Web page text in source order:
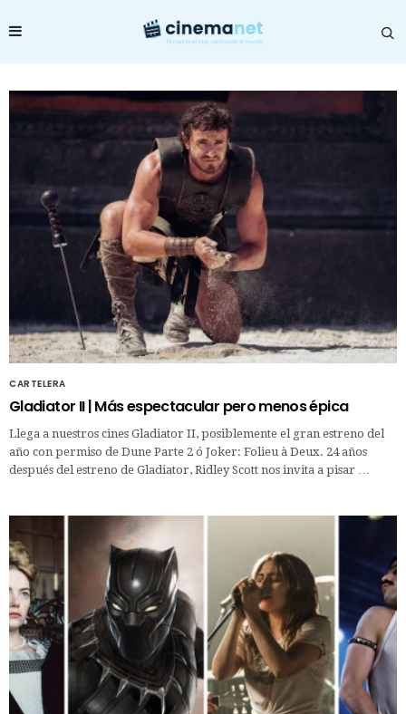
CARTELERA
Gladiator II | Más espectacular pero menos épica
Llega a nuestros cines Gladiator II, posiblemente el gran estreno del
año con permiso de Dune Parte 2 ó Joker: Folieu à Deux. 24 años
después del estreno de Gladiator, Ridley Scott nos invita a pisar …